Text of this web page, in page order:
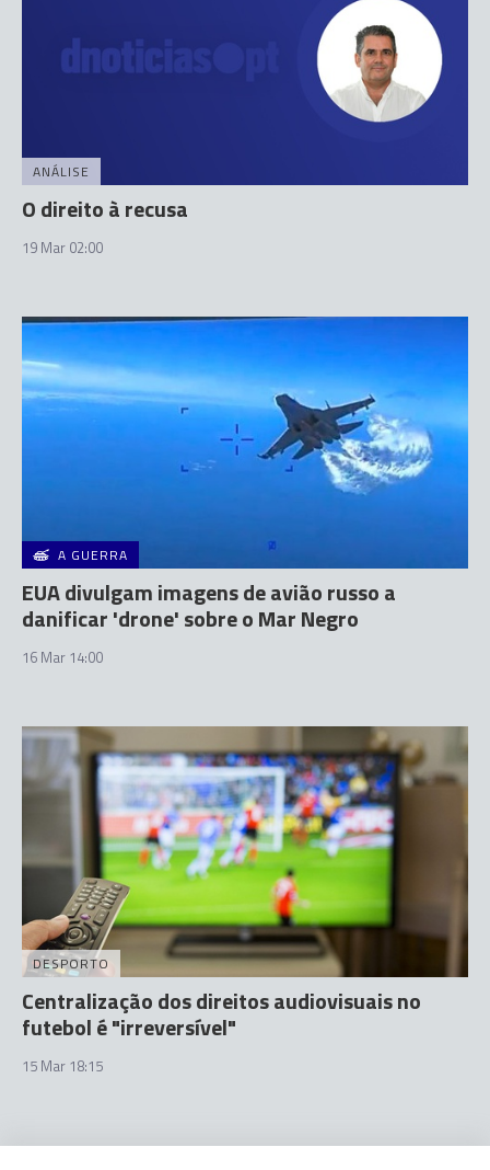
ANÁLISE
O direito à recusa
19 Mar 02:00
A GUERRA
EUA divulgam imagens de avião russo a
danificar 'drone' sobre o Mar Negro
16 Mar 14:00
DESPORTO
Centralização dos direitos audiovisuais no
futebol é "irreversível"
15 Mar 18:15